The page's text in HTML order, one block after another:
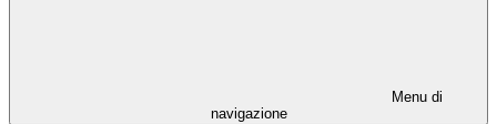
Menu di
navigazione